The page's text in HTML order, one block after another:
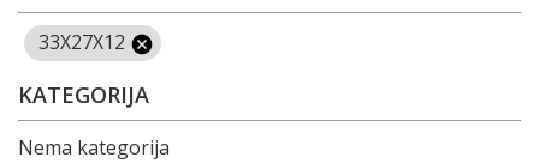
33X27X12
KATEGORIJA
Nema kategorija